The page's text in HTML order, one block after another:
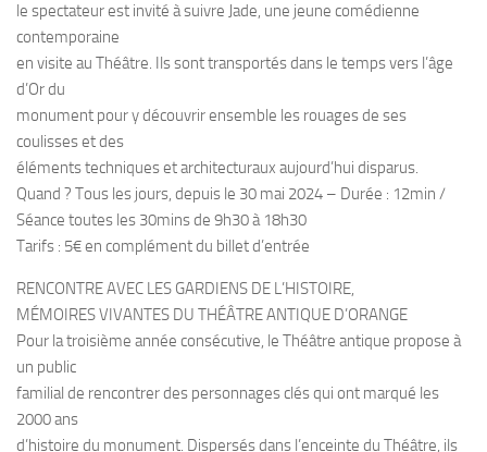
le spectateur est invité à suivre Jade, une jeune comédienne
contemporaine
en visite au Théâtre. Ils sont transportés dans le temps vers l’âge
d’Or du
monument pour y découvrir ensemble les rouages de ses
coulisses et des
éléments techniques et architecturaux aujourd’hui disparus.
Quand ? Tous les jours, depuis le 30 mai 2024 – Durée : 12min /
Séance toutes les 30mins de 9h30 à 18h30
Tarifs : 5€ en complément du billet d’entrée
RENCONTRE AVEC LES GARDIENS DE L’HISTOIRE,
MÉMOIRES VIVANTES DU THÉÂTRE ANTIQUE D’ORANGE
Pour la troisième année consécutive, le Théâtre antique propose à
un public
familial de rencontrer des personnages clés qui ont marqué les
2000 ans
d’histoire du monument. Dispersés dans l’enceinte du Théâtre, ils